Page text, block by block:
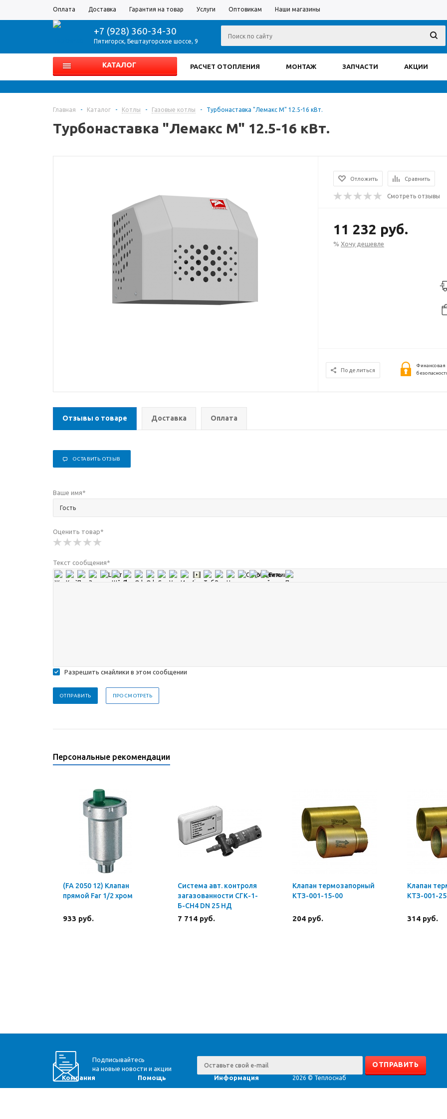
Оплата Доставка Гарантия на товар Услуги Оптовикам Наши магазины
+7 (928) 360-34-30
Пятигорск, Бештаугорское шоссе, 9
КАТАЛОГ РАСЧЕТ ОТОПЛЕНИЯ МОНТАЖ ЗАПЧАСТИ АКЦИИ
Главная - Каталог - Котлы - Газовые котлы - Турбонаставка "Лемакс M" 12.5-16 кВт.
Турбонаставка "Лемакс M" 12.5-16 кВт.
Отложить Сравнить
Смотреть отзывы
11 232 руб.
%Хочу дешевле
Поделиться
Финансовая
Отзывы о товаре Доставка Оплата
ОСТАВИТЬ ОТЗЫВ
Ваше имя*
Оценить товар*
Текст сообщения*
Разрешить смайлики в этом сообщении
Персональные рекомендации
(FA 2050 12) Клапан
прямой Far 1/2 хром
933 руб.
Система авт. контроля
загазованности СГК-1-
Б-СН4 DN 25 НД
7 714 руб.
Клапан термозапорный
КТЗ-001-15-00
204 руб.
Клапан
КТЗ-001-
314 руб.
Подписывайтесь
на новые новости и акции
Компания Помощь Информация 2026 © Теплоснаб